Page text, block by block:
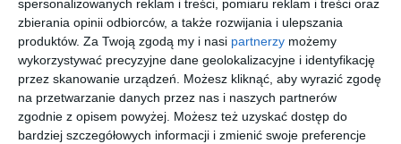
spersonalizowanych reklam i treści, pomiaru reklam i treści oraz
zbierania opinii odbiorców, a także rozwijania i ulepszania
produktów. Za Twoją zgodą my i nasi partnerzy możemy
wykorzystywać precyzyjne dane geolokalizacyjne i identyfikację
przez skanowanie urządzeń. Możesz kliknąć, aby wyrazić zgodę
na przetwarzanie danych przez nas i naszych partnerów
zgodnie z opisem powyżej. Możesz też uzyskać dostęp do
bardziej szczegółowych informacji i zmienić swoje preferencje
PROJEKT
Nowoczesne wnętrza w
pastelowych kolorach z
obrazami firmy
FOORMAT